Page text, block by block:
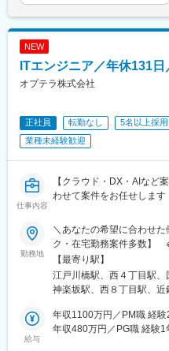
NEW
ITエンジニア／年休131
オプテラ株式会社
正社員 転勤なし 5名以上採用
業種未経験歓迎
仕事内容
【クラウド・DX・AIなど
わせて案件をお任せします
勤務地
＼あなたの希望に合わせ
ク・在宅勤務案件多数】
社：東京都新宿区山吹町
戸川橋駅」から徒歩3分／
店：北海道札幌市中央区
4-10 アルティメイト名駅
徒歩3分／「名古屋駅」か
【最寄り駅】
江戸川橋駅、西４丁目駅、
神楽坂駅、西８丁目駅、
給与
年収1100万円／PM職 経
年収480万円／PG職 経験1